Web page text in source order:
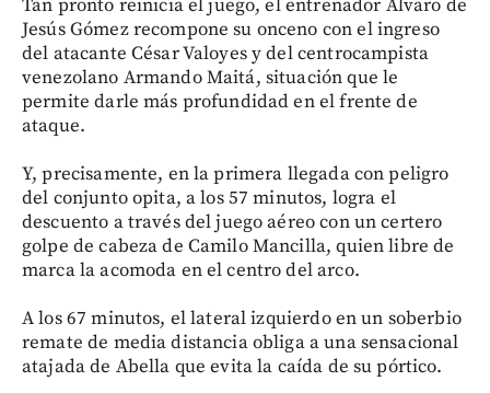
Tan pronto reinicia el juego, el entrenador Álvaro de
Jesús Gómez recompone su onceno con el ingreso
del atacante César Valoyes y del centrocampista
venezolano Armando Maitá, situación que le
permite darle más profundidad en el frente de
ataque.
Y, precisamente, en la primera llegada con peligro
del conjunto opita, a los 57 minutos, logra el
descuento a través del juego aéreo con un certero
golpe de cabeza de Camilo Mancilla, quien libre de
marca la acomoda en el centro del arco.
A los 67 minutos, el lateral izquierdo en un soberbio
remate de media distancia obliga a una sensacional
atajada de Abella que evita la caída de su pórtico.